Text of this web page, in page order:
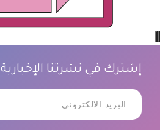
إشترك في نشرتنا الإخبارية